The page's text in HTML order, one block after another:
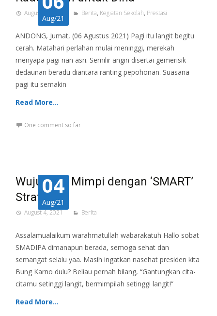
Aug/21
August 6, 2021 Berita, Kegiatan Sekolah, Prestasi
ANDONG, Jumat, (06 Agustus 2021) Pagi itu langit begitu
cerah. Matahari perlahan mulai meninggi, merekah
menyapa pagi nan asri. Semilir angin disertai gemerisik
dedaunan beradu diantara ranting pepohonan. Suasana
pagi itu semakin
Read More…
One comment so far
04
Aug/21
Wujudkan Mimpi dengan ‘SMART’
Strategi
August 4, 2021 Berita
Assalamualaikum warahmatullah wabarakatuh Hallo sobat
SMADIPA dimanapun berada, semoga sehat dan
semangat selalu yaa. Masih ingatkan nasehat presiden kita
Bung Karno dulu? Beliau pernah bilang, “Gantungkan cita-
citamu setinggi langit, bermimpilah setinggi langit!”
Read More…